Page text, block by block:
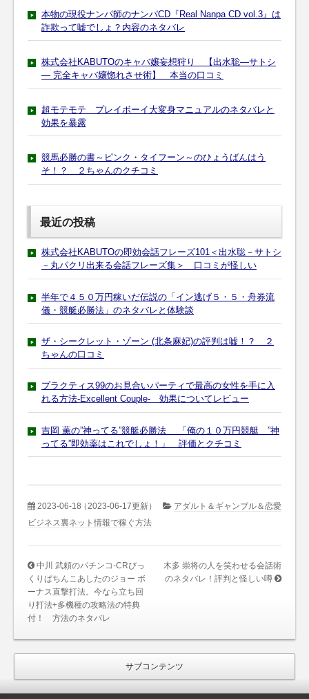
本物の現役ナンパ師のナンパCD『Real Nanpa CD vol.3』は
詐欺って嘘でしょ？内容のネタバレ
株式会社KABUTOのキャバ嬢妄想狩り 【出水聡―サトシ
― 完全キャバ嬢惚れさせ術】 本当の口コミ
超モテモテ プレイボーイ大変身マニュアルのネタバレと
効果を暴露
競馬必勝の書～ピンク・タイフーン～のひょうばんはう
そ！？ ２ちゃんのクチコミ
最近の投稿
株式会社KABUTOの即効会話フレーズ101＜出水聡－サトシ
－丸パクリ出来る会話フレーズ集＞ 口コミが怪しい
半年で４５０万円稼いだ伝説の「イン逃げ５・５・舟券流
儀・競艇必勝法」のネタバレと体験談
ザ・シークレット・ゾーン (北条麻妃)の評判は嘘！？ ２
ちゃんの口コミ
プラクティス99のお見合いパーティで最高の女性を手に入
れる方法-Excellent Couple- 効果についてレビュー
吉岡 薫の”神ってる”競艇必勝法 「俺の１０万円競艇 ”神
ってる”即効薬はこれでしょ！」 評価とクチコミ
2023-06-18（2023-06-17更新）
アダルト＆ギャンブル＆恋愛
ビジネス裏ネット情報で稼ぐ方法
中川 武頼のパチンコ-CRびっ
くりぱちんこあしたのジョー ボ
ーナス直撃打法。今なら立ち回
り打法+多機種の攻略法の特典
付！ 方法のネタバレ
木多 崇将の人を笑わせる会話術
のネタバレ！評判と怪しい噂
サブコンテンツ